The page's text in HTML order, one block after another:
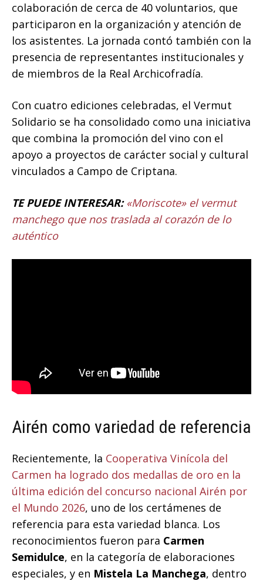
colaboración de cerca de 40 voluntarios, que
participaron en la organización y atención de
los asistentes. La jornada contó también con la
presencia de representantes institucionales y
de miembros de la Real Archicofradía.
Con cuatro ediciones celebradas, el Vermut
Solidario se ha consolidado como una iniciativa
que combina la promoción del vino con el
apoyo a proyectos de carácter social y cultural
vinculados a Campo de Criptana.
TE PUEDE INTERESAR: «Moriscote» el vermut
manchego que nos traslada al corazón de lo
auténtico
Airén como variedad de referencia
Recientemente, la Cooperativa Vinícola del
Carmen ha logrado dos medallas de oro en la
última edición del concurso nacional Airén por
el Mundo 2026, uno de los certámenes de
referencia para esta variedad blanca. Los
reconocimientos fueron para Carmen
Semidulce, en la categoría de elaboraciones
especiales, y en Mistela La Manchega, dentro